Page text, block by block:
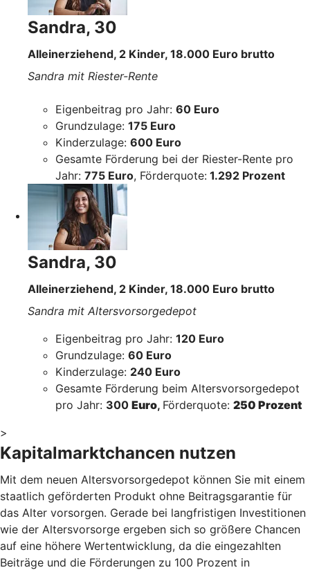
Sandra, 30
Alleinerziehend, 2 Kinder, 18.000 Euro brutto
Sandra mit Riester-Rente
Eigenbeitrag pro Jahr: 60 Euro
Grundzulage: 175 Euro
Kinderzulage: 600 Euro
Gesamte Förderung bei der Riester-Rente pro
Jahr: 775 Euro, Förderquote: 1.292 Prozent
Sandra, 30
Alleinerziehend, 2 Kinder, 18.000 Euro brutto
Sandra mit Altersvorsorgedepot
Eigenbeitrag pro Jahr: 120 Euro
Grundzulage: 60 Euro
Kinderzulage: 240 Euro
Gesamte Förderung beim Altersvorsorgedepot
pro Jahr: 300 Euro, Förderquote: 250 Prozent
>
Kapitalmarktchancen nutzen
Mit dem neuen Altersvorsorgedepot können Sie mit einem
staatlich geförderten Produkt ohne Beitragsgarantie für
das Alter vorsorgen. Gerade bei langfristigen Investitionen
wie der Altersvorsorge ergeben sich so größere Chancen
auf eine höhere Wertentwicklung, da die eingezahlten
Beiträge und die Förderungen zu 100 Prozent in